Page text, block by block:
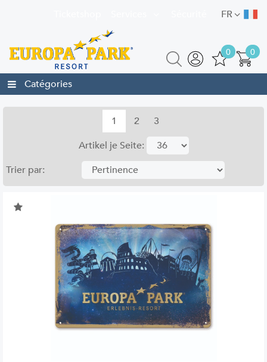
FR
0
0
Catégories
1 2
3
Artikel je Seite:
Trier par: